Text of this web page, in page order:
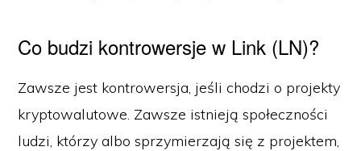
Co budzi kontrowersje w Link (LN)?
Zawsze jest kontrowersja, jeśli chodzi o projekty
kryptowalutowe. Zawsze istnieją społeczności
ludzi, którzy albo sprzymierzają się z projektem,